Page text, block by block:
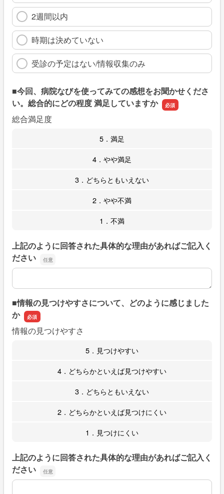
2週間以内
時期は決めていない
受診の予定はない/情報収集のみ
■今回、病院なびを使ってみての感想をお聞かせくださ
い。総合的にどの程度 満足していますか
総合満足度
5．満足
4．やや満足
3．どちらともいえない
2．やや不満
1．不満
上記のように回答された具体的な理由があればご記入く
ださい
上記のように回答された具体的な理由があればご記入くだ
■情報の見つけやすさについて、どのように感じました
か
情報の見つけやすさ
5．見つけやすい
4．どちらかといえば見つけやすい
3．どちらともいえない
2．どちらかといえば見つけにくい
1．見つけにくい
上記のように回答された具体的な理由があればご記入く
ださい
上記のように回答された具体的な理由があればご記入くだ